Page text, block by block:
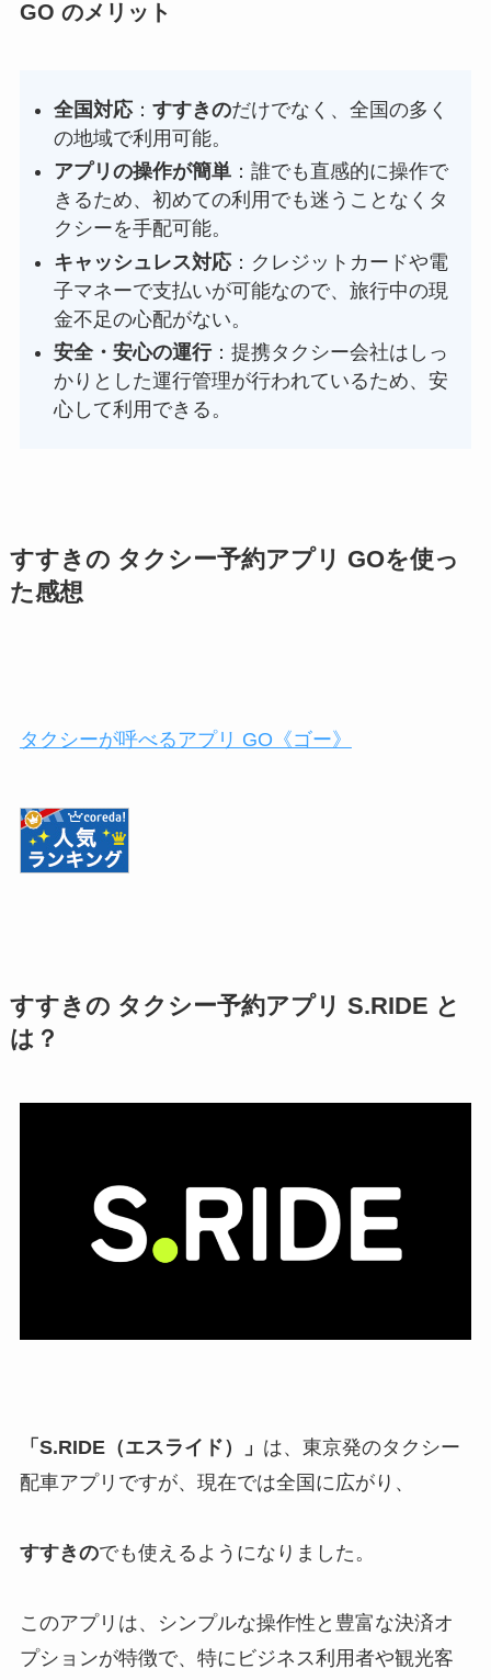
GO のメリット
全国対応：すすきのだけでなく、全国の多く
の地域で利用可能。
アプリの操作が簡単 ：誰でも直感的に操作で
きるため、初めての利用でも迷うことなくタ
クシーを手配可能。
キャッシュレス対応：クレジットカードや電
子マネーで支払いが可能なので、旅行中の現
金不足の心配がない。
安全・安心の運行：提携タクシー会社はしっ
かりとした運行管理が行われているため、安
心して利用できる。
すすきの タクシー予約アプリ GOを使っ
た感想
タクシーが呼べるアプリ GO《ゴー》
すすきの タクシー予約アプリ S.RIDE と
は？
「S.RIDE（エスライド）」 は、東京発のタクシー
配車アプリですが、現在では全国に広がり、
すすきのでも使えるようになりました。
このアプリは、シンプルな操作性と豊富な決済オ
プションが特徴で、特にビジネス利用者や観光客